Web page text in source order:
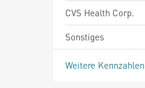
CVS Health Corp.
Sonstiges
Weitere Kennzahlen